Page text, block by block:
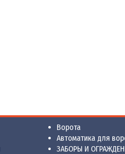
Ворота
Автоматика для
ЗАБОРЫ И